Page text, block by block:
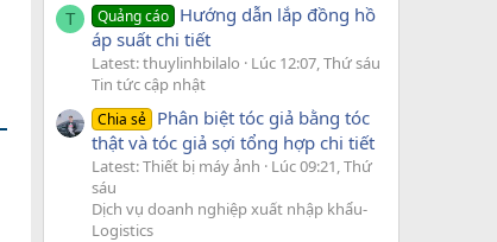
T Quảng cáo Hướng dẫn lắp đồng hồ
áp suất chi tiết
Latest: thuylinhbilalo
Lúc 12:07, Thứ sáu
Tin tức cập nhật
Chia sẻ Phân biệt tóc giả bằng tóc
thật và tóc giả sợi tổng hợp chi tiết
Latest: Thiết bị máy ảnh
Lúc 09:21, Thứ
sáu
Dịch vụ doanh nghiệp xuất nhập khẩu-
Logistics